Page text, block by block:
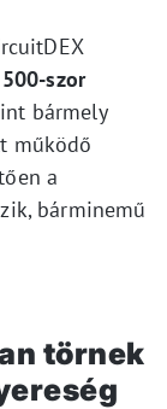
500-szor
bármely
működő
a
bárminemű
törnek